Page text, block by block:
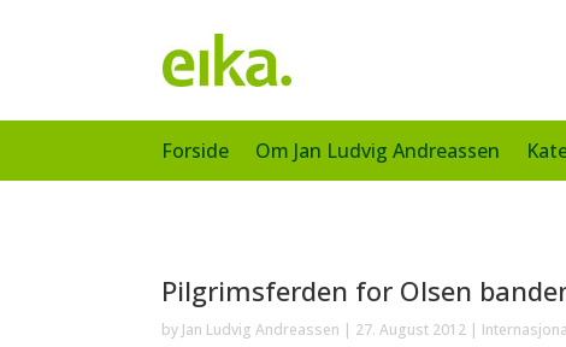
Forside Om Jan Ludvig Andreassen
Pilgrimsferden for Olsen
by Jan Ludvig Andreassen | 27. August 2012 |